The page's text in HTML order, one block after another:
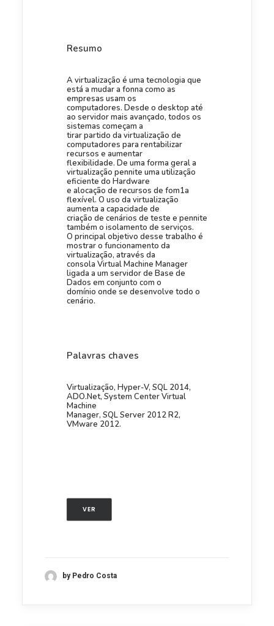
Resumo
A virtualização é uma tecnologia que
está a mudar a fonna como as
empresas usam os
computadores. Desde o desktop até
ao servidor mais avançado, todos os
sistemas começam a
tirar partido da virtualização de
computadores para rentabilizar
recursos e aumentar
flexibilidade. De uma forma geral a
virtualização pennite uma utilização
eficiente do Hardware
e alocação de recursos de fom1a
flexível. O uso da virtualização
aumenta a capacidade de
criação de cenários de teste e pennite
também o isolamento de serviços.
O principal objetivo desse trabalho é
mostrar o funcionamento da
virtualização, através da
consola Virtual Machine Manager
ligada a um servidor de Base de
Dados em conjunto com o
domínio onde se desenvolve todo o
cenário.
Palavras chaves
Virtualização, Hyper-V, SQL 2014,
ADO.Net, System Center Virtual
Machine
Manager, SQL Server 2012 R2,
VMware 2012.
VER
by Pedro Costa